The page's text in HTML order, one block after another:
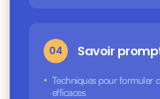
04 Savoir
• Techniques pour formuler
efficaces